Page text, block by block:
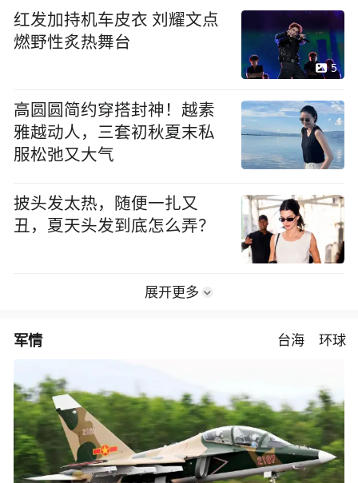
红发加持机车皮衣 刘耀文点
燃野性炙热舞台
5
高圆圆简约穿搭封神！越素
雅越动人，三套初秋夏末私
服松弛又大气
披头发太热，随便一扎又
丑，夏天头发到底怎么弄？
展开更多
军情 台海 环球